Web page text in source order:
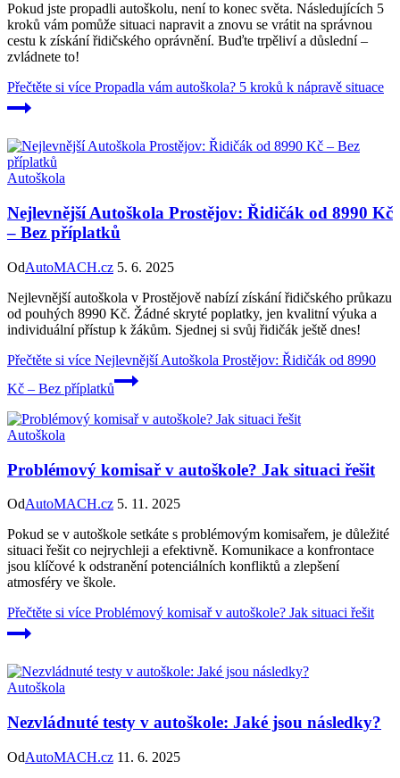
Pokud jste propadli autoškolu, není to konec světa. Následujících 5
kroků vám pomůže situaci napravit a znovu se vrátit na správnou
cestu k získání řidičského oprávnění. Buďte trpěliví a důslední –
zvládnete to!
Přečtěte si více Propadla vám autoškola? 5 kroků k nápravě situace
Autoškola
Nejlevnější Autoškola Prostějov: Řidičák od 8990 Kč
– Bez příplatků
OdAutoMACH.cz 5. 6. 2025
Nejlevnější autoškola v Prostějově nabízí získání řidičského průkazu
od pouhých 8990 Kč. Žádné skryté poplatky, jen kvalitní výuka a
individuální přístup k žákům. Sjednej si svůj řidičák ještě dnes!
Přečtěte si více Nejlevnější Autoškola Prostějov: Řidičák od 8990
Kč – Bez příplatků
Autoškola
Problémový komisař v autoškole? Jak situaci řešit
OdAutoMACH.cz 5. 11. 2025
Pokud se v autoškole setkáte s problémovým komisařem, je důležité
situaci řešit co nejrychleji a efektivně. Komunikace a konfrontace
jsou klíčové k odstranění potenciálních konfliktů a zlepšení
atmosféry ve škole.
Přečtěte si více Problémový komisař v autoškole? Jak situaci řešit
Autoškola
Nezvládnuté testy v autoškole: Jaké jsou následky?
OdAutoMACH.cz 11. 6. 2025